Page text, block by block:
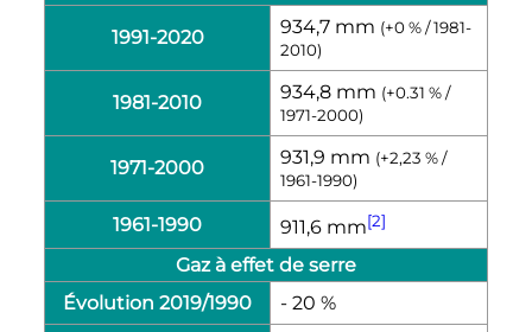
1991-2020 934,7 mm (+0 % / 1981-
2010)
1981-2010 934,8 mm (+0.31 % /
1971-2000)
1971-2000 931,9 mm (+2,23 % /
1961-1990)
1961-1990 911,6 mm[2]
Gaz à effet de serre
Évolution 2019/1990
- 20 %